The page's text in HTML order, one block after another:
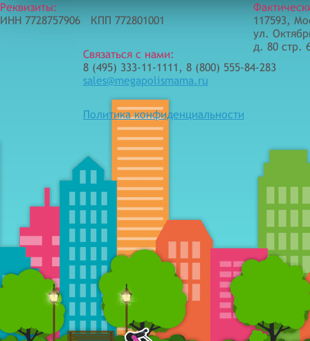
Реквизиты:
ИНН 7728757906 КПП 772801001
Связаться с нами:
8 (495) 333-11-1111, 8 (800) 555-84-283
sales@megapolismama.ru
Политика конфиденциальности
117593,
ул.
д. 80 стр.